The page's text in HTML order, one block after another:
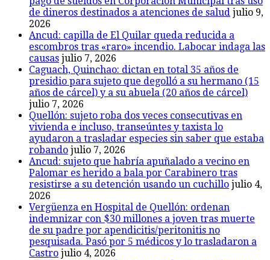
de dineros destinados a atenciones de salud julio 9,
2026
Ancud: capilla de El Quilar queda reducida a
escombros tras «raro» incendio. Labocar indaga las
causas julio 7, 2026
Caguach, Quinchao: dictan en total 35 años de
presidio para sujeto que degolló a su hermano (15
años de cárcel) y a su abuela (20 años de cárcel)
julio 7, 2026
Quellón: sujeto roba dos veces consecutivas en
vivienda e incluso, transeúntes y taxista lo
ayudaron a trasladar especies sin saber que estaba
robando julio 7, 2026
Ancud: sujeto que habría apuñalado a vecino en
Palomar es herido a bala por Carabinero tras
resistirse a su detención usando un cuchillo julio 4,
2026
Vergüenza en Hospital de Quellón: ordenan
indemnizar con $30 millones a joven tras muerte
de su padre por apendicitis/peritonitis no
pesquisada. Pasó por 5 médicos y lo trasladaron a
Castro julio 4, 2026